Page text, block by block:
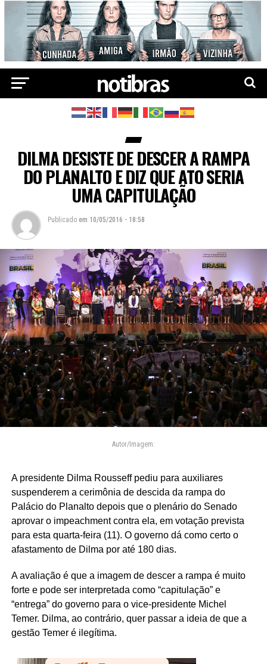
DILMA DESISTE DE DESCER A RAMPA
DO PLANALTO E DIZ QUE ATO SERIA
UMA CAPITULAÇÃO
Publicado em 10/05/2016 - 18:58
Autor/Imagem:
A presidente Dilma Rousseff pediu para auxiliares
suspenderem a cerimônia de descida da rampa do
Palácio do Planalto depois que o plenário do Senado
aprovar o impeachment contra ela, em votação prevista
para esta quarta-feira (11). O governo dá como certo o
afastamento de Dilma por até 180 dias.
A avaliação é que a imagem de descer a rampa é muito
forte e pode ser interpretada como “capitulação” e
“entrega” do governo para o vice-presidente Michel
Temer. Dilma, ao contrário, quer passar a ideia de que a
gestão Temer é ilegítima.